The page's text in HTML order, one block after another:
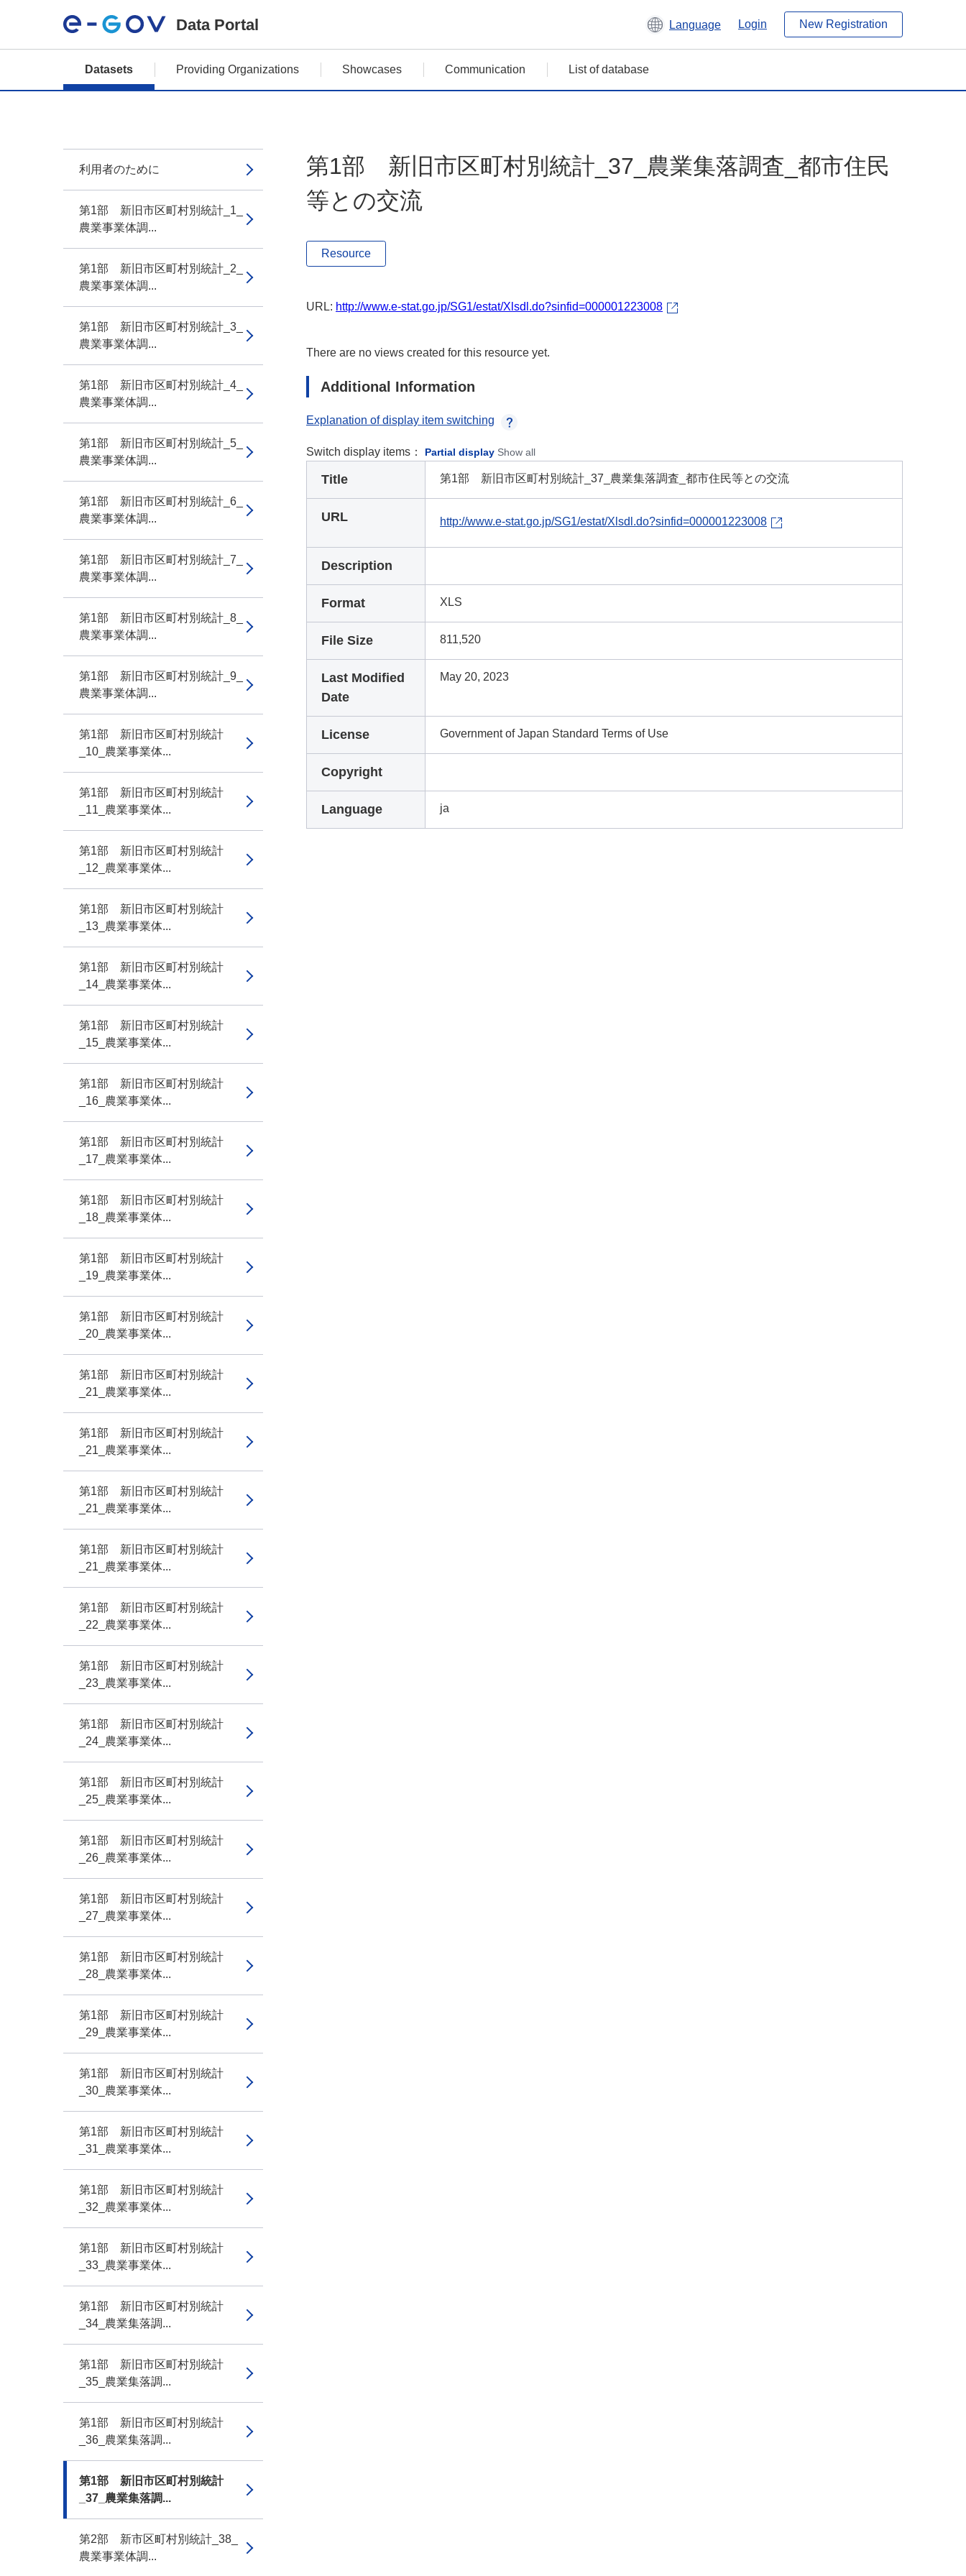
Data Portal Language Login New Registration
Datasets Providing Organizations Showcases Communication List of database
利用者のために
第1部 新旧市区町村別統計_1_
農業事業体調...
第1部 新旧市区町村別統計_2_
農業事業体調...
第1部 新旧市区町村別統計_3_
農業事業体調...
第1部 新旧市区町村別統計_4_
農業事業体調...
第1部 新旧市区町村別統計_5_
農業事業体調...
第1部 新旧市区町村別統計_6_
農業事業体調...
第1部 新旧市区町村別統計_7_
農業事業体調...
第1部 新旧市区町村別統計_8_
農業事業体調...
第1部 新旧市区町村別統計_9_
農業事業体調...
第1部 新旧市区町村別統計
_10_農業事業体...
第1部 新旧市区町村別統計
_11_農業事業体...
第1部 新旧市区町村別統計
_12_農業事業体...
第1部 新旧市区町村別統計
_13_農業事業体...
第1部 新旧市区町村別統計
_14_農業事業体...
第1部 新旧市区町村別統計
_15_農業事業体...
第1部 新旧市区町村別統計
_16_農業事業体...
第1部 新旧市区町村別統計
_17_農業事業体...
第1部 新旧市区町村別統計
_18_農業事業体...
第1部 新旧市区町村別統計
_19_農業事業体...
第1部 新旧市区町村別統計
_20_農業事業体...
第1部 新旧市区町村別統計
_21_農業事業体...
第1部 新旧市区町村別統計
_21_農業事業体...
第1部 新旧市区町村別統計
_21_農業事業体...
第1部 新旧市区町村別統計
_21_農業事業体...
第1部 新旧市区町村別統計
_22_農業事業体...
第1部 新旧市区町村別統計
_23_農業事業体...
第1部 新旧市区町村別統計
_24_農業事業体...
第1部 新旧市区町村別統計
_25_農業事業体...
第1部 新旧市区町村別統計
_26_農業事業体...
第1部 新旧市区町村別統計
_27_農業事業体...
第1部 新旧市区町村別統計
_28_農業事業体...
第1部 新旧市区町村別統計
_29_農業事業体...
第1部 新旧市区町村別統計
_30_農業事業体...
第1部 新旧市区町村別統計
_31_農業事業体...
第1部 新旧市区町村別統計
_32_農業事業体...
第1部 新旧市区町村別統計
_33_農業事業体...
第1部 新旧市区町村別統計
_34_農業集落調...
第1部 新旧市区町村別統計
_35_農業集落調...
第1部 新旧市区町村別統計
_36_農業集落調...
第1部 新旧市区町村別統計
_37_農業集落調...
第2部 新市区町村別統計_38_
農業事業体調...
第1部 新旧市区町村別統計_37_農業集落調査_都市住民
等との交流
Resource
URL: http://www.e-stat.go.jp/SG1/estat/Xlsdl.do?sinfid=000001223008
There are no views created for this resource yet.
Additional Information
Explanation of display item switching
Switch display items： Partial display Show all
Title 第1部 新旧市区町村別統計_37_農業集落調査_都市住民等との交流
URL http://www.e-stat.go.jp/SG1/estat/Xlsdl.do?sinfid=000001223008
Description
Format XLS
File Size 811,520
Last Modified
Date
May 20, 2023
License Government of Japan Standard Terms of Use
Copyright
Language ja